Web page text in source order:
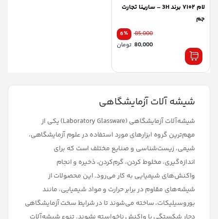
لام ۷۱۰۲ برند 3H – سارینا تجارت
جم
٪6 85,000
بود.
80,000 تومان
80,000 تومان.
شیشه آلات آزمایشگاهی
شیشه‌آلات آزمایشگاهی (Laboratory Glassware) یکی از
مهم‌ترین گروه ابزارهای مورد استفاده در علوم آزمایشگاهی،
شیمی، زیست‌شناسی و صنایع مختلف است که برای
اندازه‌گیری، مخلوط کردن، گرم‌کردن، ذخیره و انجام
واکنش‌های شیمیایی به کار می‌رود. این محصولات از
شیشه‌های مقاوم در برابر حرارت و مواد شیمیایی، مانند
بوروسیلیکات، ساخته می‌شوند تا در شرایط سخت آزمایشگاهی